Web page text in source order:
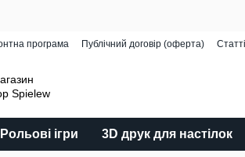
програма Публічний договір (оферта)
Рольові ігри 3D друк для настілок